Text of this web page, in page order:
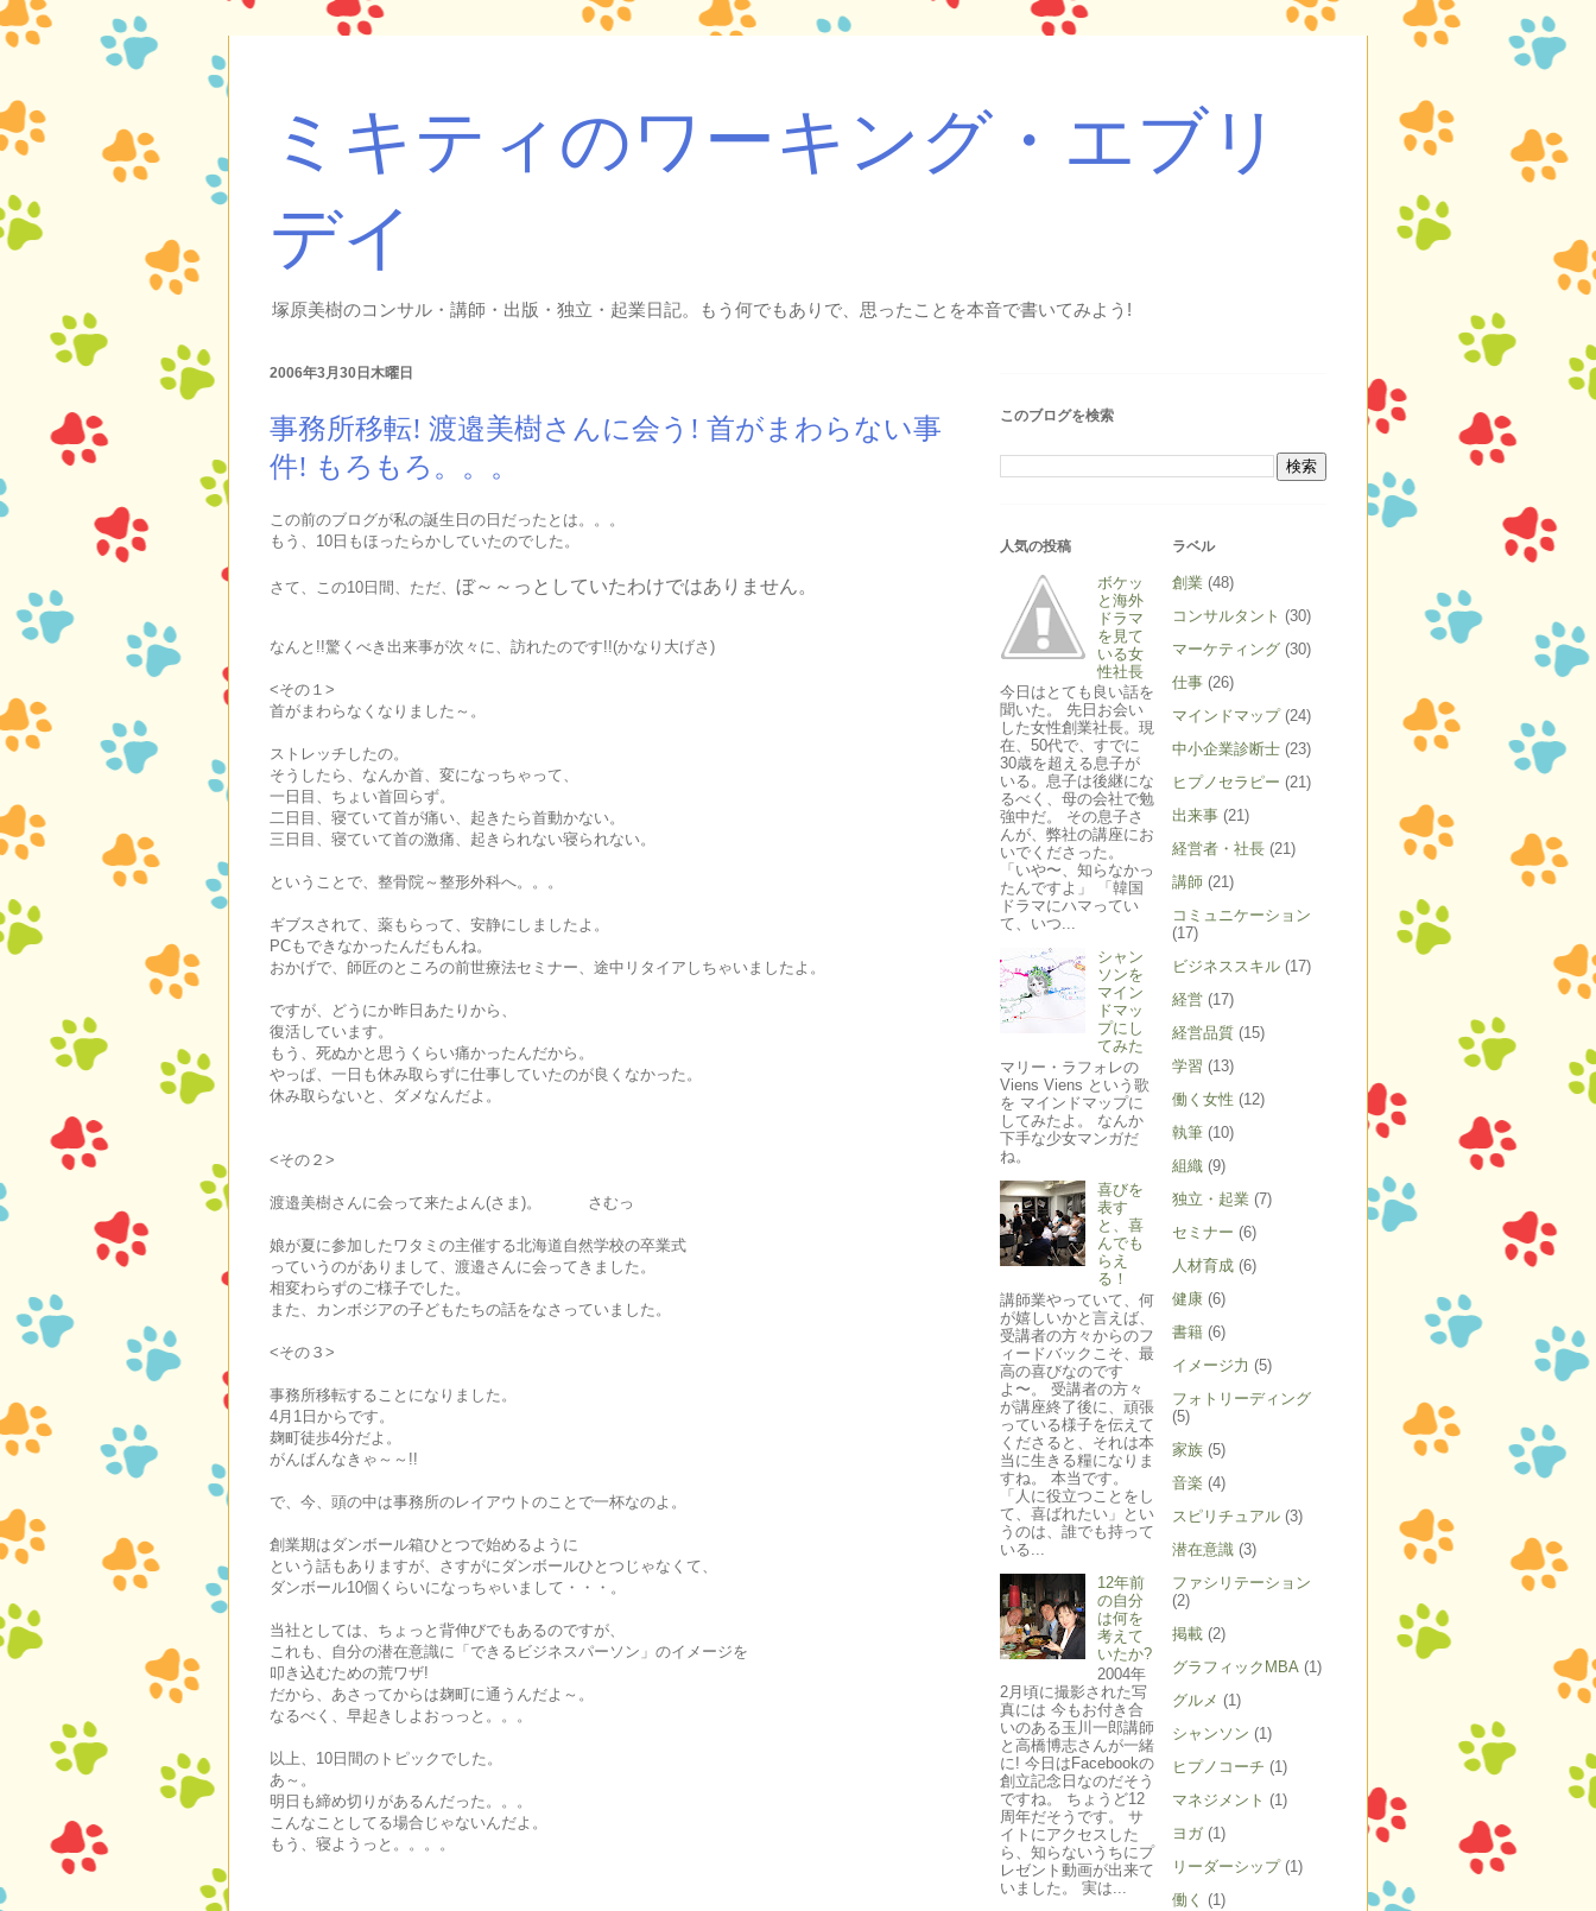
ミキティのワーキング・エブリ
デイ
塚原美樹のコンサル・講師・出版・独立・起業日記。もう何でもありで、思ったことを本音で書いてみよう!
2006年3月30日木曜日
事務所移転! 渡邉美樹さんに会う! 首がまわらない事
件! もろもろ。。。
この前のブログが私の誕生日の日だったとは。。。
もう、10日もほったらかしていたのでした。
さて、この10日間、ただ、 ぼ～～っとしていたわけではありません。
なんと!!驚くべき出来事が次々に、訪れたのです!!(かなり大げさ)
<その１>
首がまわらなくなりました～。
ストレッチしたの。
そうしたら、なんか首、変になっちゃって、
一日目、ちょい首回らず。
二日目、寝ていて首が痛い、起きたら首動かない。
三日目、寝ていて首の激痛、起きられない寝られない。
ということで、整骨院～整形外科へ。。。
ギブスされて、薬もらって、安静にしましたよ。
PCもできなかったんだもんね。
おかげで、師匠のところの前世療法セミナー、途中リタイアしちゃいましたよ。
ですが、どうにか昨日あたりから、
復活しています。
もう、死ぬかと思うくらい痛かったんだから。
やっぱ、一日も休み取らずに仕事していたのが良くなかった。
休み取らないと、ダメなんだよ。
<その２>
渡邉美樹さんに会って来たよん(さま)。 さむっ
娘が夏に参加したワタミの主催する北海道自然学校の卒業式
っていうのがありまして、渡邉さんに会ってきました。
相変わらずのご様子でした。
また、カンボジアの子どもたちの話をなさっていました。
<その３>
事務所移転することになりました。
4月1日からです。
麹町徒歩4分だよ。
がんばんなきゃ～～!!
で、今、頭の中は事務所のレイアウトのことで一杯なのよ。
創業期はダンボール箱ひとつで始めるように
という話もありますが、さすがにダンボールひとつじゃなくて、
ダンボール10個くらいになっちゃいまして・・・。
当社としては、ちょっと背伸びでもあるのですが、
これも、自分の潜在意識に「できるビジネスパーソン」のイメージを
叩き込むための荒ワザ!
だから、あさってからは麹町に通うんだよ～。
なるべく、早起きしよおっっと。。。
以上、10日間のトピックでした。
あ～。
明日も締め切りがあるんだった。。。
こんなことしてる場合じゃないんだよ。
もう、寝ようっと。。。。
このブログを検索
人気の投稿
ボケッ
と海外
ドラマ
を見て
いる女
性社長
今日はとても良い話を
聞いた。 先日お会い
した女性創業社長。現
在、50代で、すでに
30歳を超える息子が
いる。息子は後継にな
るべく、母の会社で勉
強中だ。 その息子さ
んが、弊社の講座にお
いでくださった。
「いや〜、知らなかっ
たんですよ」 「韓国
ドラマにハマってい
て、いつ...
シャン
ソンを
マイン
ドマッ
プにし
てみた
マリー・ラフォレの
Viens Viens という歌
を マインドマップに
してみたよ。 なんか
下手な少女マンガだ
ね。
喜びを
表す
と、喜
んでも
らえ
る！
講師業やっていて、何
が嬉しいかと言えば、
受講者の方々からのフ
ィードバックこそ、最
高の喜びなのです
よ〜。 受講者の方々
が講座終了後に、頑張
っている様子を伝えて
くださると、それは本
当に生きる糧になりま
すね。 本当です。
「人に役立つことをし
て、喜ばれたい」とい
うのは、誰でも持って
いる...
12年前
の自分
は何を
考えて
いたか?
2004年
2月頃に撮影された写
真には 今もお付き合
いのある玉川一郎講師
と高橋博志さんが一緒
に! 今日はFacebookの
創立記念日なのだそう
ですね。 ちょうど12
周年だそうです。 サ
イトにアクセスした
ら、知らないうちにプ
レゼント動画が出来て
いました。 実は...
ラベル
創業 (48)
コンサルタント (30)
マーケティング (30)
仕事 (26)
マインドマップ (24)
中小企業診断士 (23)
ヒプノセラピー (21)
出来事 (21)
経営者・社長 (21)
講師 (21)
コミュニケーション
(17)
ビジネススキル (17)
経営 (17)
経営品質 (15)
学習 (13)
働く女性 (12)
執筆 (10)
組織 (9)
独立・起業 (7)
セミナー (6)
人材育成 (6)
健康 (6)
書籍 (6)
イメージ力 (5)
フォトリーディング
(5)
家族 (5)
音楽 (4)
スピリチュアル (3)
潜在意識 (3)
ファシリテーション
(2)
掲載 (2)
グラフィックMBA (1)
グルメ (1)
シャンソン (1)
ヒプノコーチ (1)
マネジメント (1)
ヨガ (1)
リーダーシップ (1)
働く (1)